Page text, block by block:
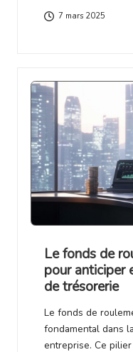
7 mars 2025
Le fonds de
pour anticiper
de trésorerie
Le fonds de
fondamental dans
entreprise. Ce